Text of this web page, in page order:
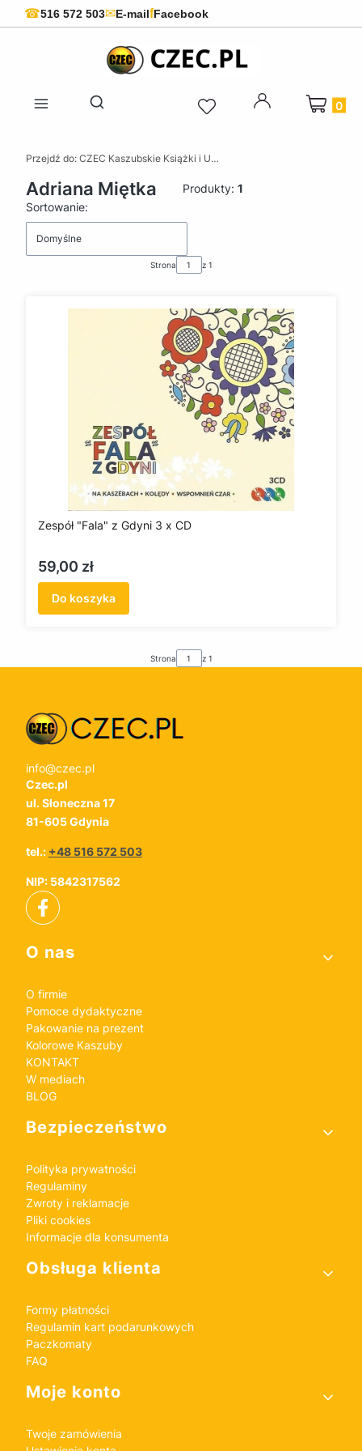
☎516 572 503✉E-mailfFacebook
Otwórz wyszukiwarkę
Produkty
Przejdź do: CZEC Kaszubskie Książki i Upominki - Pamiątki z Kaszub
Adriana Miętka Produkty: 1
Lista produktów
Sortowanie:
Domyślne
Strona z 1
Zespół "Fala" z Gdyni 3 x CD
Cena
59,00 zł
Do koszyka
Strona z 1
info@czec.pl
Czec.pl
ul. Słoneczna 17
81-605 Gdynia
tel.: +48 516 572 503
NIP: 5842317562
Linki w stopce
O nas
O firmie
Pomoce dydaktyczne
Pakowanie na prezent
Kolorowe Kaszuby
KONTAKT
W mediach
BLOG
Bezpieczeństwo
Polityka prywatności
Regulaminy
Zwroty i reklamacje
Pliki cookies
Informacje dla konsumenta
Obsługa klienta
Formy płatności
Regulamin kart podarunkowych
Paczkomaty
FAQ
Moje konto
Twoje zamówienia